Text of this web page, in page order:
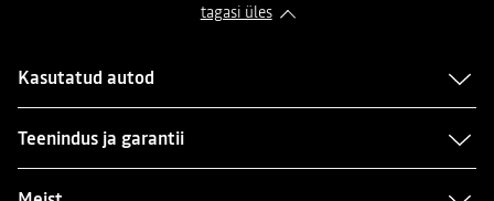
tagasi üles
Kasutatud autod
Teenindus ja garantii